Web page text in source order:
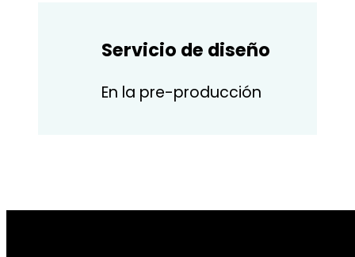
Servicio de diseño
En la pre-producción